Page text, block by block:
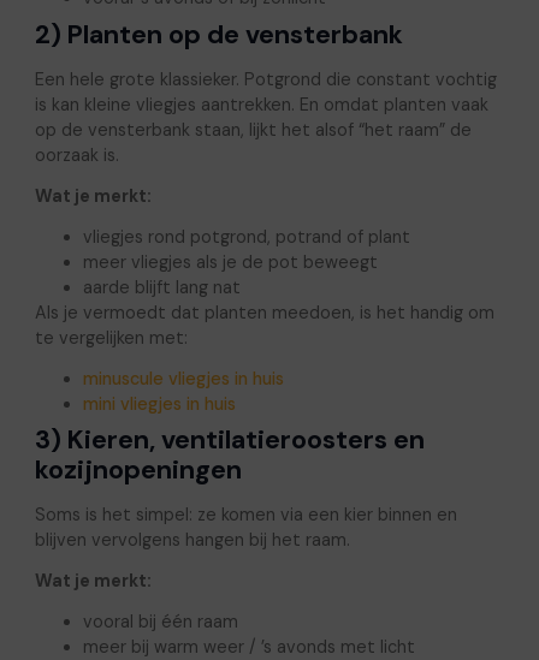
2) Planten op de vensterbank
Een hele grote klassieker. Potgrond die constant vochtig
is kan kleine vliegjes aantrekken. En omdat planten vaak
op de vensterbank staan, lijkt het alsof “het raam” de
oorzaak is.
Wat je merkt:
vliegjes rond potgrond, potrand of plant
meer vliegjes als je de pot beweegt
aarde blijft lang nat
Als je vermoedt dat planten meedoen, is het handig om
te vergelijken met:
minuscule vliegjes in huis
mini vliegjes in huis
3) Kieren, ventilatieroosters en
kozijnopeningen
Soms is het simpel: ze komen via een kier binnen en
blijven vervolgens hangen bij het raam.
Wat je merkt:
vooral bij één raam
meer bij warm weer / ’s avonds met licht